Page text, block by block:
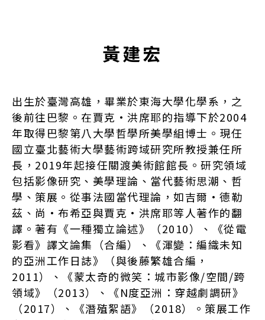
黃建宏
出生於臺灣高雄，畢業於東海大學化學系，之
後前往巴黎。在賈克•洪席耶的指導下於2004
年取得巴黎第八大學哲學所美學組博士。現任
國立臺北藝術大學藝術跨域研究所教授兼任所
長，2019年起接任關渡美術館館長。研究領域
包括影像研究、美學理論、當代藝術思潮、哲
學、策展。從事法國當代理論，如吉爾•德勒
茲、尚•布希亞與賈克•洪席耶等人著作的翻
譯。著有《一種獨立論述》（2010）、《從電
影看》譯文論集（合編）、《渾變：編織未知
的亞洲工作日誌》（與後藤繁雄合編，
2011）、《蒙太奇的微笑：城市影像/空間/跨
領域》（2013）、《N度亞洲：穿越劇調研》
（2017）、《潛殖絮語》（2018）。策展工作